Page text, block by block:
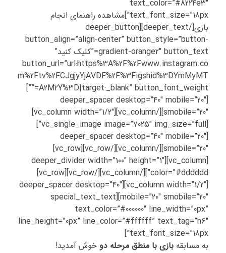
text_color=”#8224e3″
text_font_size=”18px”]مشاهده راهنمای انجام
بازی[/deeper_text][deeper_button
button_align=”align-center” button_style=”button-
gradient-orange2″ button_text=”کلیک کنید”
button_url=”url:https%3A%2F%2Fwww.instagram.co
m%2Ftv%2FCJgjyYjAVDF%2F%3Figshid%3DYmMyMT
A2M2Y%3D|target:_blank” button_font_weight=””]
[deeper_spacer desktop=”40″ mobile=”20″
smobile=”20″][/vc_column][vc_column width=”1/2″]
[vc_single_image image=”7025″ img_size=”full”]
[deeper_spacer desktop=”40″ mobile=”20″
smobile=”20″][/vc_column][/vc_row][vc_row]
[vc_column][deeper_divider width=”100″ height=”1″
color=”#dddddd”][/vc_column][/vc_row][vc_row]
[vc_column width=”1/2″][deeper_spacer desktop=”40″
mobile=”20″ smobile=”20″][special_text_text
text_color=”#000000″ line_width=”0px”
line_height=”0px” line_color=”#ffffff” text_tag=”h6″
text_font_size=”18px”]
به مسابقه بازی با منطق مرحله دو خوش آمدید!